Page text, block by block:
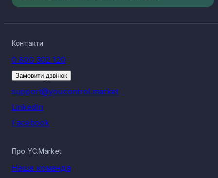
Контакти
0 800 302 120
Замовити дзвінок
support@youcontrol.market
LinkedIn
Facebook
Про YC.Market
Наша команда